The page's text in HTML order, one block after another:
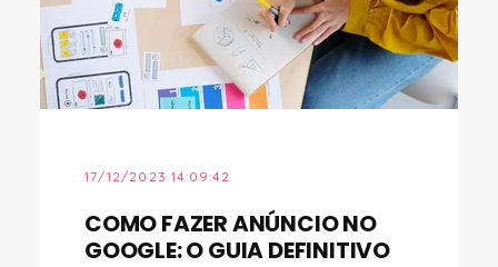
17/12/2023 14:09:42
COMO FAZER ANÚNCIO NO
GOOGLE: O GUIA DEFINITIVO